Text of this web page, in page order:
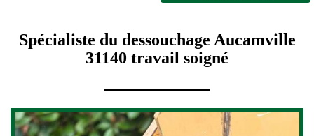
Spécialiste du dessouchage Aucamville
31140 travail soigné